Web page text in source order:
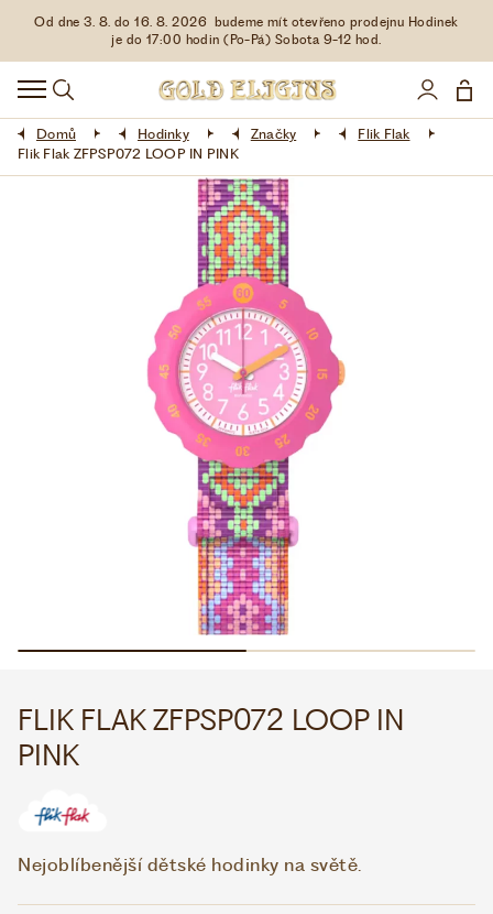
Od dne 3. 8. do 16. 8. 2026 budeme mít otevřeno prodejnu Hodinek
je do 17:00 hodin (Po-Pá) Sobota 9-12 hod.
HODINKY
DOPLŇKY
ŠPERKY
LIMITOVANÉ EDICE
VŠE O NÁKUPU
WHATSAPP
VOLEJTE 9:00–18:00+420 775 138 346
Domů Hodinky Značky
Flik Flak
Flik Flak ZFPSP072 LOOP IN PINK
FLIK FLAK ZFPSP072 LOOP IN
PINK
Nejoblíbenější dětské hodinky na světě.